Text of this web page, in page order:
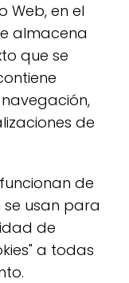
Web, en el
almacena
que se
de
de
usan para
de
a todas